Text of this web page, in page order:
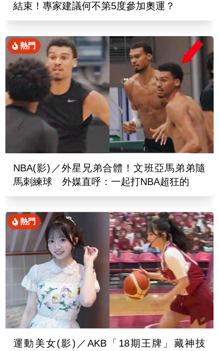
結束！專家建議何不第5度參加奧運？
熱門
NBA(影)／外星兄弟合體！文班亞馬弟弟隨
馬刺練球 外媒直呼：一起打NBA超狂的
熱門
運動美女(影)／AKB「18期王牌」藏神技